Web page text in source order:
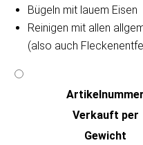
Bügeln mit lauem Eisen
Reinigen mit allen
(also auch
Artikeln‌ummer
Verkauft per
Gewicht